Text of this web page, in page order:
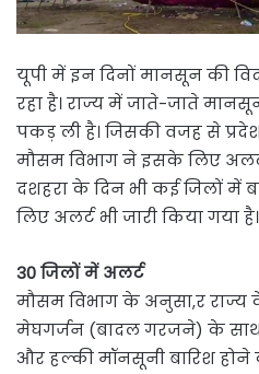
यूपी में इन दिनों मानसून की
रहा है। राज्य में जाते-जाते
पकड़ ली है। जिसकी वजह से
मौसम विभाग ने इसके लिए
दशहरा के दिन भी कई जिलों
लिए अलर्ट भी जारी किया गया है।
30 जिलों में अलर्ट
मौसम विभाग के अनुसा,र
मेघगर्जन (बादल गरजने) के साथ
और हल्की मॉनसूनी बारिश होने